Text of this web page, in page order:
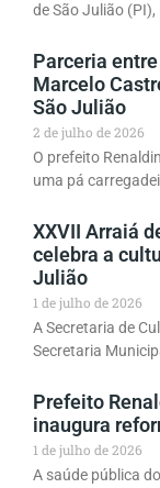
de São Julião (PI),
Parceria
Marcelo
São Julião
2 de julho de 2026
O prefeito
uma pá
XXVII Arraiá
celebra a
Julião
1 de julho de 2026
A Secretaria de
Secretaria
Prefeito
inaugura
1 de julho de 2026
A saúde pública